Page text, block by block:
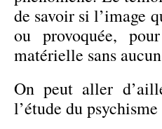
de savoir si l’image
ou provoquée,
matérielle sans
On peut aller
l’étude du